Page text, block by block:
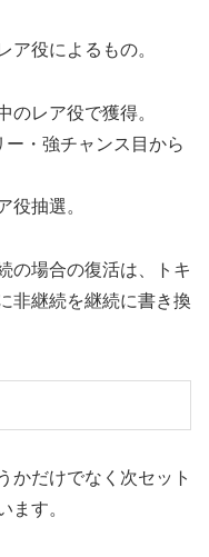
ア役によるもの。
のレア役で獲得。
・強チャンス目から
役抽選。
の場合の復活は、トキ
非継続を継続に書き換
かだけでなく次セット
ます。